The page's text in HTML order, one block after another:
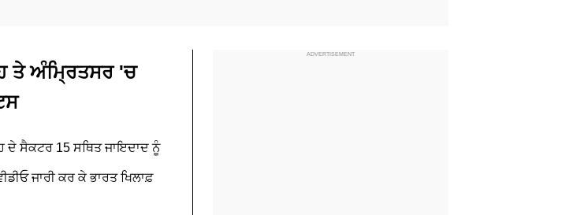
ਤੇ ਅੰਮ੍ਰਿਤਸਰ 'ਚ
ਸੈਕਟਰ 15 ਸਥਿਤ ਜਾਇਦਾਦ ਨੂੰ
ਜਾਰੀ ਕਰ ਕੇ ਭਾਰਤ ਖਿਲਾਫ਼